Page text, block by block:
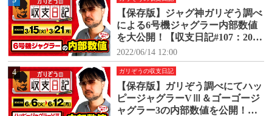
【保存版】ジャグ神ガリぞう調べ
による6号機ジャグラー内部数値
を大公開！【収支日記#107：2022
年3月15日(火)～3月21日(月)】
2022/06/14 12:00
4 ガリぞうの収支日記
【保存版】ガリぞう調べにてハッ
ピージャグラーVⅢ＆ゴーゴージ
ャグラー3の内部数値を公開！